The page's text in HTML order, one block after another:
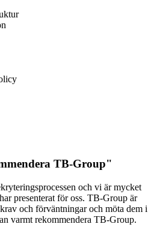
TB-Group
och vi är mycket
presenterat för oss. TB-Group är
och förväntningar och möta dem i
varmt rekommendera TB-Group.